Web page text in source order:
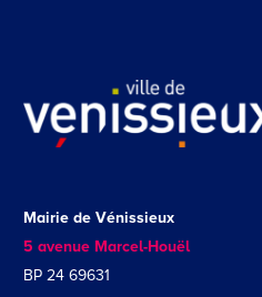
Mairie de Vénissieux
5 avenue Marcel-Houël
BP 24 69631